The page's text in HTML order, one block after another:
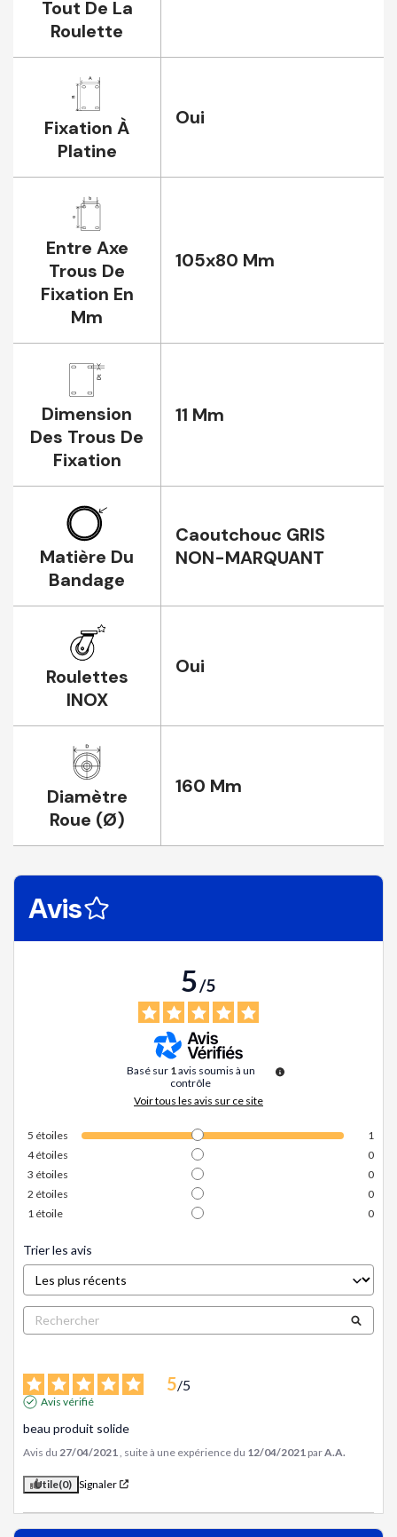
Tout De La
Roulette
Fixation À
Platine
Oui
Entre Axe
Trous De
Fixation En
Mm
105x80 Mm
Dimension
Des Trous De
Fixation
11 Mm
Matière Du
Bandage
Caoutchouc GRIS
NON-MARQUANT
Roulettes
INOX
Oui
Diamètre
Roue (Ø)
160 Mm
Avis
5/5
Basé sur 1 avis soumis à un
contrôle
Voir tous les avis sur ce site
5 étoiles
1
4étoiles
0
3 étoiles
0
2 étoiles
0
1 étoile 0
Trier les avis
5/5
Avis vérifié
beau produit solide
Avis du 27/04/2021 , suite à une expérience du 12/04/2021 parA.A.
Utile(0) Signaler